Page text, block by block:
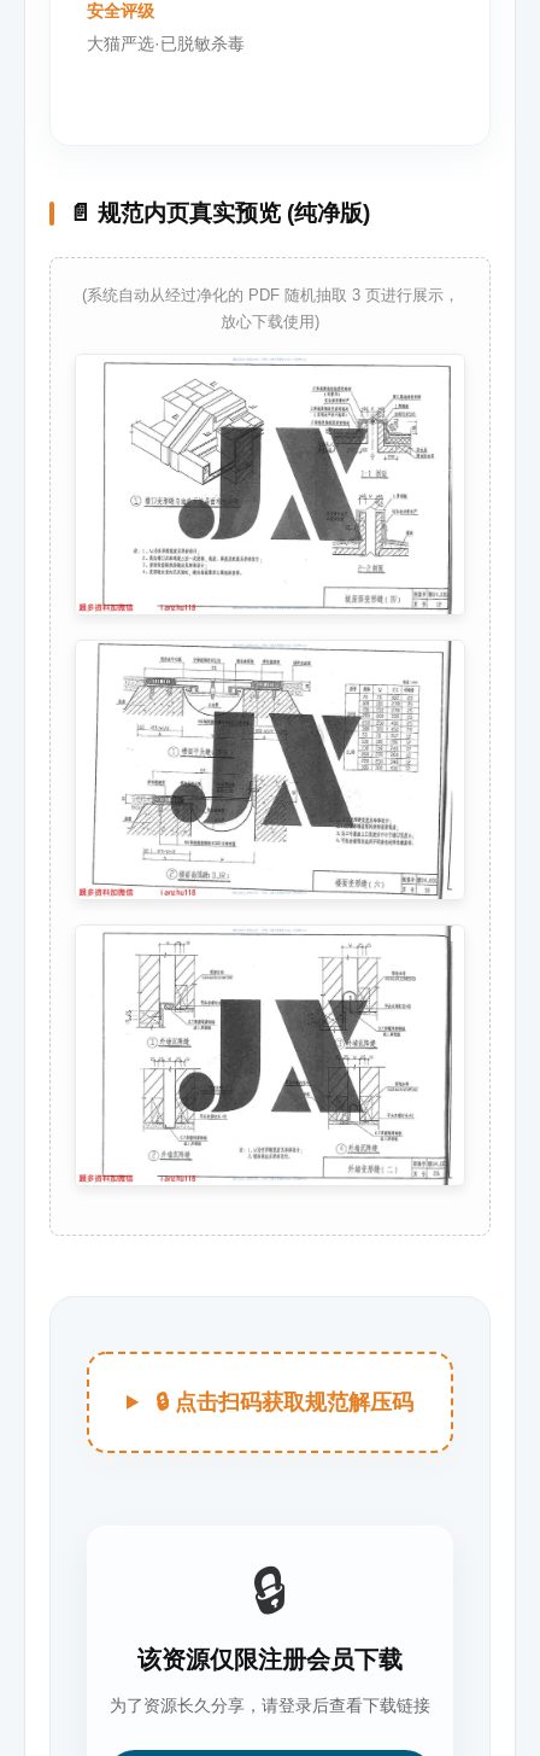
安全评级
大猫严选·已脱敏杀毒
📄 规范内页真实预览 (纯净版)
(系统自动从经过净化的 PDF 随机抽取 3 页进行展示，
放心下载使用)
🔒 点击扫码获取规范解压码
🔒
该资源仅限注册会员下载
为了资源长久分享，请登录后查看下载链接